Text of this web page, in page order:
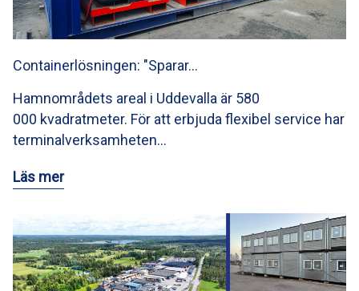
Containerlösningen: "Sparar…
Hamnområdets areal i Uddevalla är 580
000 kvadratmeter. För att erbjuda flexibel service har
terminalverksamheten…
Läs mer